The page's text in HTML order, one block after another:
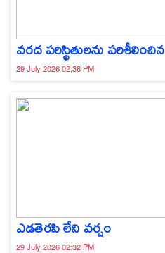
వరద పరిస్థితులను పరిశీలించిన
29 July 2026 02:38 PM
ఎడతెరపి లేని వర్షం
29 July 2026 02:32 PM